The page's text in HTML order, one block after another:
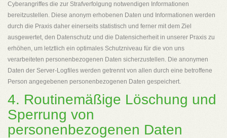
Cyberangriffes die zur Strafverfolgung notwendigen Informationen
bereitzustellen. Diese anonym erhobenen Daten und Informationen werden
durch die Praxis daher einerseits statistisch und ferner mit dem Ziel
ausgewertet, den Datenschutz und die Datensicherheit in unserer Praxis zu
erhöhen, um letztlich ein optimales Schutzniveau für die von uns
verarbeiteten personenbezogenen Daten sicherzustellen. Die anonymen
Daten der Server-Logfiles werden getrennt von allen durch eine betroffene
Person angegebenen personenbezogenen Daten gespeichert.
4. Routinemäßige Löschung und
Sperrung von
personenbezogenen Daten